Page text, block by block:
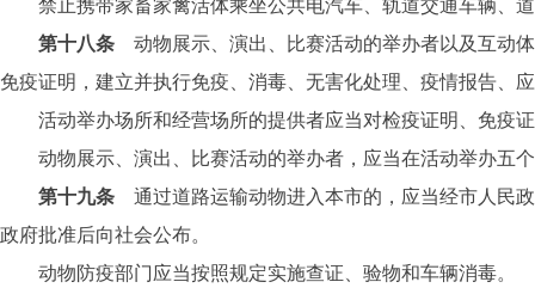
禁止携带家畜家禽活体乘坐公共电汽车、轨道交通车辆、
第十八条 动物展示、演出、比赛活动的举办者以及互动
免疫证明，建立并执行免疫、消毒、无害化处理、疫情报告、
活动举办场所和经营场所的提供者应当对检疫证明、免疫
动物展示、演出、比赛活动的举办者，应当在活动举办五
第十九条 通过道路运输动物进入本市的，应当经市人民
政府批准后向社会公布。
动物防疫部门应当按照规定实施查证、验物和车辆消毒。